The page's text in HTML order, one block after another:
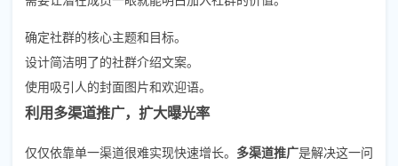
确定社群的核心主题和目标。
设计简洁明了的社群介绍文案。
使用吸引人的封面图片和欢迎语。
利用多渠道推广，扩大曝光率
仅仅依靠单一渠道很难实现快速增长。 多渠道推广是解决这一问